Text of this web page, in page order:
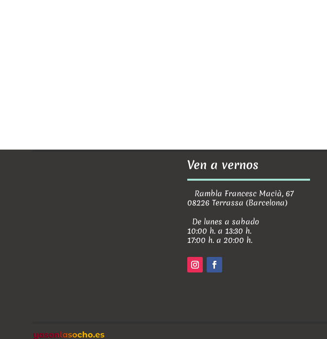
Ven a vernos
Rambla Francesc Macià, 67
08226 Terrassa (Barcelona)
De lunes a sabado
10:00 h. a 13:30 h.
17:00 h. a 20:00 h.